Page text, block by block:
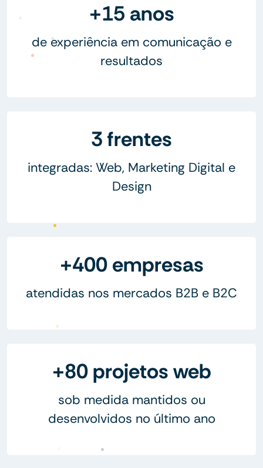
+15 anos
de experiência em comunicação e
resultados
3 frentes
integradas: Web, Marketing Digital e
Design
+400 empresas
atendidas nos mercados B2B e B2C
+80 projetos web
sob medida mantidos ou
desenvolvidos no último ano